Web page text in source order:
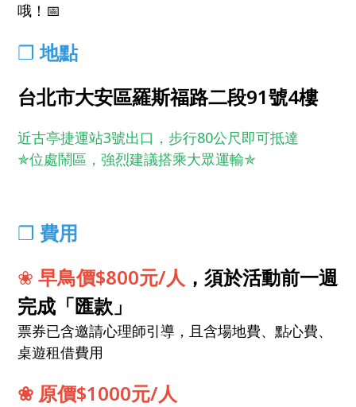
哦！📅
❐地點
台北市大安區羅斯福路二段91號4樓
近古亭捷運站3號出口，步行80公尺即可抵達
✯位處鬧區，強烈建議搭乘大眾運輸✯
❐費用
❀早鳥價$800元/人 ，須於活動前一週
完成「匯款」
票券已含邀請心理師引導，且含場地費、點心費、
桌遊租借費用
❀ 原價$1000元/人